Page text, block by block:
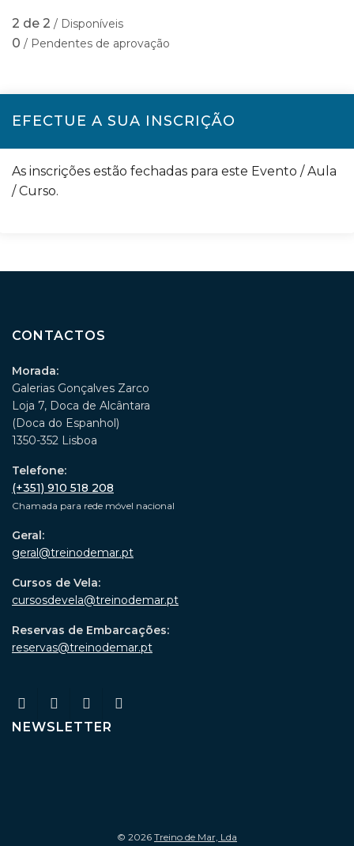
2 de 2 / Disponíveis
0 / Pendentes de aprovação
EFECTUE A SUA INSCRIÇÃO
As inscrições estão fechadas para este Evento / Aula
/ Curso.
CONTACTOS
Morada:
Galerias Gonçalves Zarco
Loja 7, Doca de Alcântara
(Doca do Espanhol)
1350-352 Lisboa
Telefone:
(+351) 910 518 208
Chamada para rede móvel nacional
Geral:
geral@treinodemar.pt
Cursos de Vela:
cursosdevela@treinodemar.pt
Reservas de Embarcações:
reservas@treinodemar.pt
NEWSLETTER
© 2026 Treino de Mar, Lda